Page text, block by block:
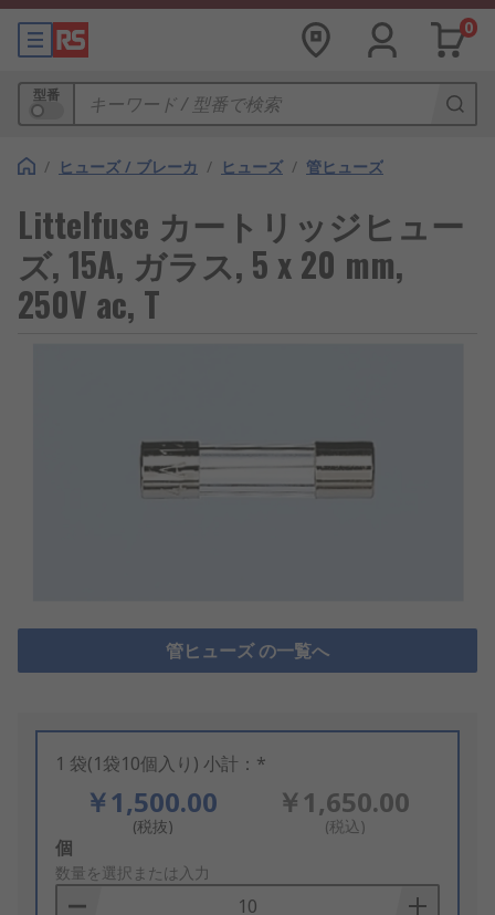
0
型番
/ ヒューズ / ブレーカ / ヒューズ / 管ヒューズ
Littelfuse カートリッジヒュー
ズ, 15A, ガラス, 5 x 20 mm,
250V ac, T
管ヒューズ の一覧へ
1 袋(1袋10個入り) 小計：*
￥1,500.00
(税抜)
￥1,650.00
(税込)
Add
to
Basket
個
数量を選択または入力